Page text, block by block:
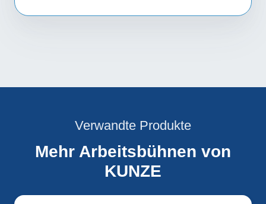
Verwandte Produkte
Mehr Arbeitsbühnen von
KUNZE